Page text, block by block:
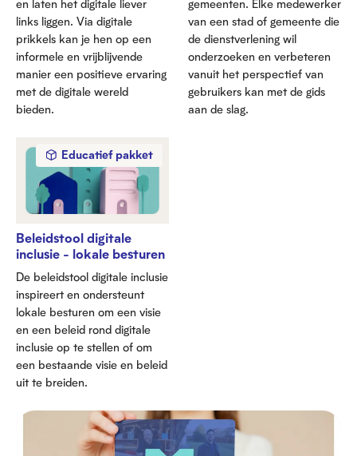
en laten het digitale liever
links liggen. Via digitale
prikkels kan je hen op een
informele en vrijblijvende
manier een positieve ervaring
met de digitale wereld
bieden.
gemeenten. Elke medewerker
van een stad of gemeente die
de dienstverlening wil
onderzoeken en verbeteren
vanuit het perspectief van
gebruikers kan met de gids
aan de slag.
Educatief pakket
Beleidstool digitale
inclusie - lokale besturen
De beleidstool digitale inclusie
inspireert en ondersteunt
lokale besturen om een visie
en een beleid rond digitale
inclusie op te stellen of om
een bestaande visie en beleid
uit te breiden.